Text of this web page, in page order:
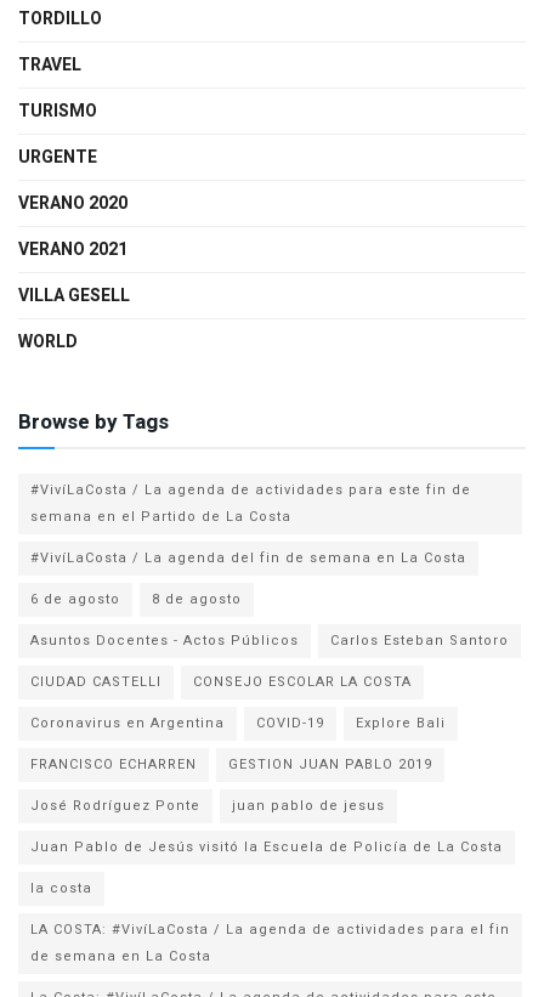
TORDILLO
TRAVEL
TURISMO
URGENTE
VERANO 2020
VERANO 2021
VILLA GESELL
WORLD
Browse by Tags
#VivíLaCosta / La agenda de actividades para este fin de
semana en el Partido de La Costa
#VivíLaCosta / La agenda del fin de semana en La Costa
6 de agosto
8 de agosto
Asuntos Docentes - Actos Públicos
Carlos Esteban Santoro
CIUDAD CASTELLI
CONSEJO ESCOLAR LA COSTA
Coronavirus en Argentina
COVID-19
Explore Bali
FRANCISCO ECHARREN
GESTION JUAN PABLO 2019
José Rodríguez Ponte
juan pablo de jesus
la costa
LA COSTA: #VivíLaCosta / La agenda de actividades para el fin
de semana en La Costa